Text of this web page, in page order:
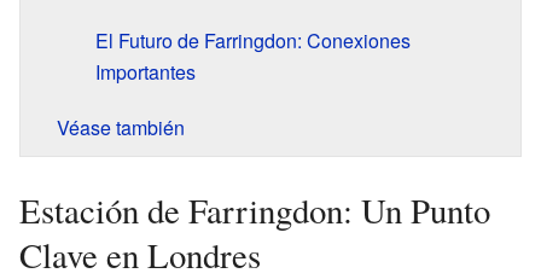
El Futuro de Farringdon: Conexiones
Importantes
Véase también
Estación de Farringdon: Un Punto
Clave en Londres